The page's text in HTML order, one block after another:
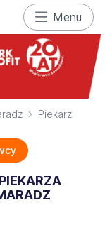
Menu
Piekarz